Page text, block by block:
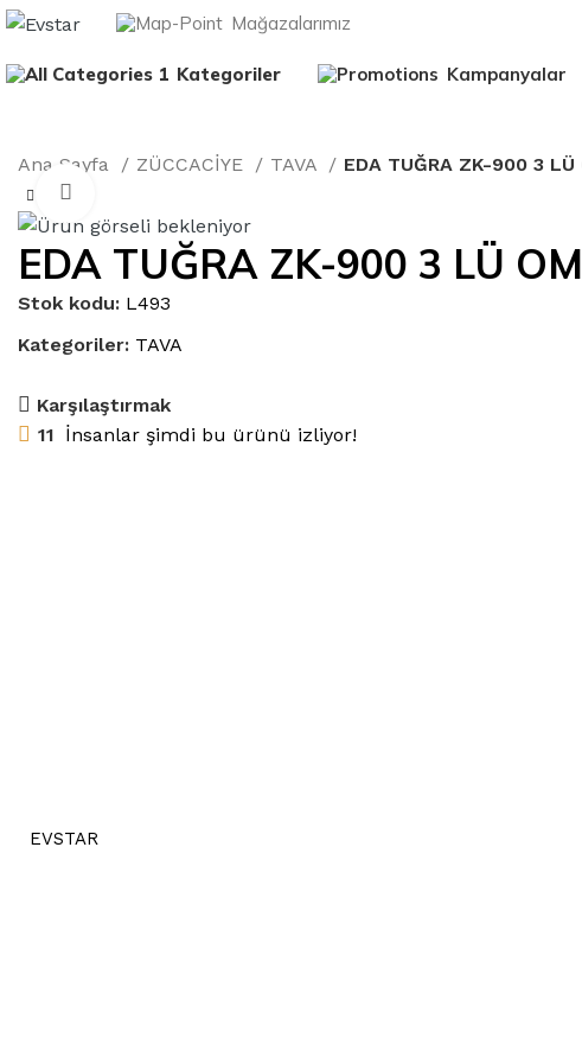
Mağazalarımız
Kategoriler Kampanyalar
Ana Sayfa ZÜCCACİYE TAVA EDA TUĞRA ZK-900 3 LÜ
EDA TUĞRA ZK-900 3 LÜ
Stok kodu: L493
Kategoriler: TAVA
Karşılaştırmak
11 İnsanlar şimdi bu ürünü izliyor!
EVSTAR